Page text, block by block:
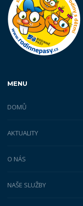
MENU
DOMŮ
AKTUALITY
O NÁS
NAŠE SLUŽBY